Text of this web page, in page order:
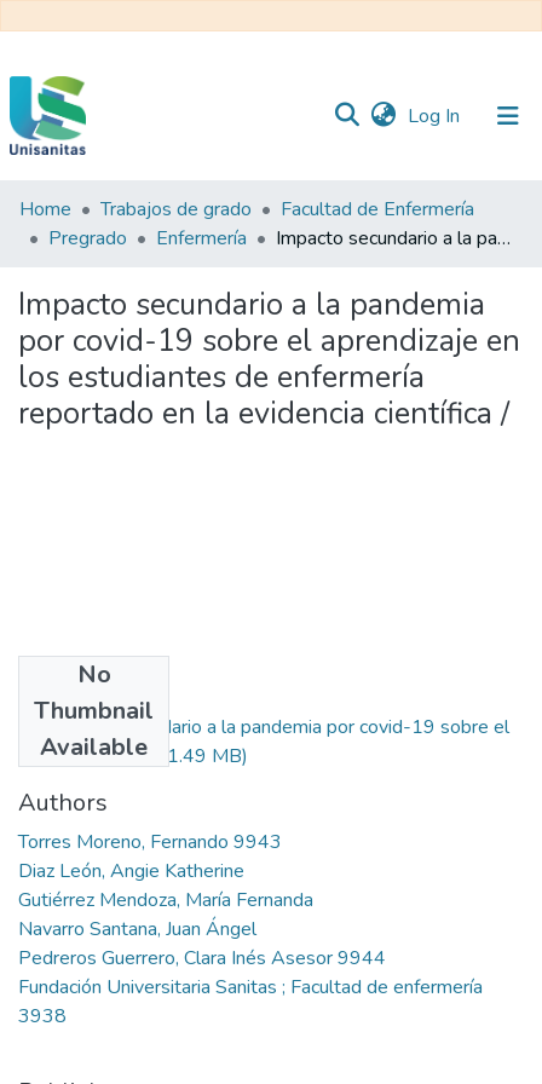
Log In (current)
Inicio
Web
Unisanitas
Home Trabajos de grado
Facultad de Enfermería
Pregrado
Enfermería Impacto secundario a la pandemia por covid-19 sobre el aprendizaje en los estudiantes de enfermería reportado en la evidencia científica /
Impacto secundario a la pandemia
por covid-19 sobre el aprendizaje en
los estudiantes de enfermería
reportado en la evidencia científica /
No
Thumbnail
Available
Impacto secundario a la pandemia por covid-19 sobre el
aprendizaje....pdf
(1.49 MB)
Authors
Torres Moreno, Fernando 9943
Diaz León, Angie Katherine
Gutiérrez Mendoza, María Fernanda
Navarro Santana, Juan Ángel
Pedreros Guerrero, Clara Inés Asesor 9944
Fundación Universitaria Sanitas ; Facultad de enfermería
3938